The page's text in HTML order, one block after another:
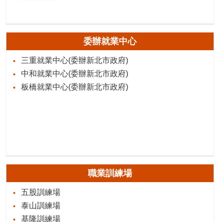
委辦就業中心
三重就業中心(委辦新北市政府)
中和就業中心(委辦新北市政府)
板橋就業中心(委辦新北市政府)
職業訓練場
五股訓練場
泰山訓練場
基隆訓練場